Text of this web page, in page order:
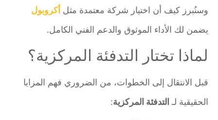
وسنُبرز كيف أن اختيار شركة معتمدة مثلأكروبول
يضمن لك الأداء الموثوق والدعم الفني الكامل.
لماذا تختار التدفئة المركزية؟
قبل الانتقال إلى الخطوات، من الضروري فهم المزايا
الحقيقية لـ التدفئة المركزية